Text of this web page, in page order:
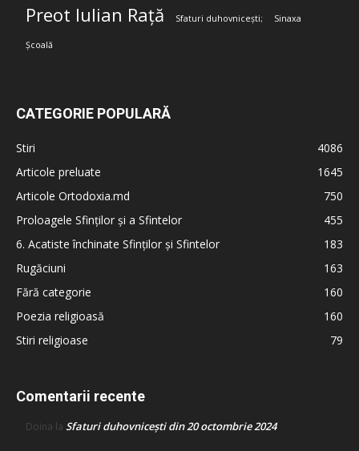
Preot Iulian Rață Sfaturi duhovnicești; Sinaxa
Școală
CATEGORIE POPULARĂ
Stiri
4086
Articole preluate
1645
Articole Ortodoxia.md
750
Proloagele Sfinților și a Sfintelor
455
6. Acatiste închinate Sfinților și Sfintelor
183
Rugăciuni
163
Fără categorie
160
Poezia religioasă
160
Stiri religioase
79
Comentarii recente
Doina la Sfaturi duhovnicești din 20 octombrie 2024